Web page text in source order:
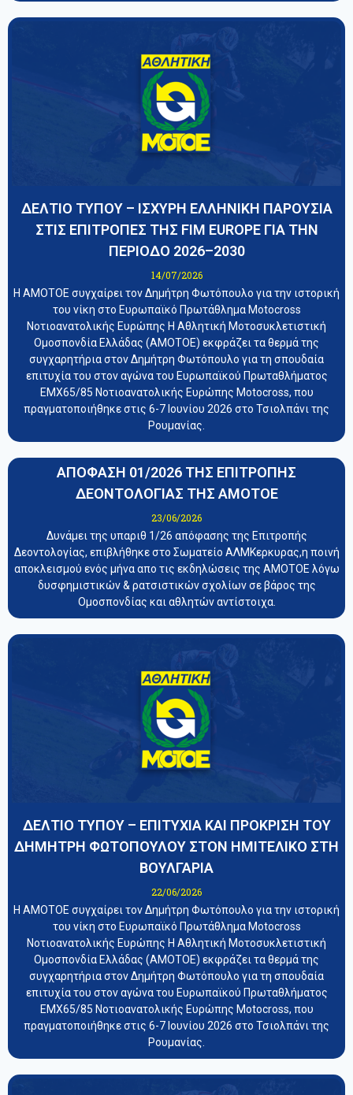
ΔΕΛΤΙΟ ΤΥΠΟΥ – ΙΣΧΥΡΗ ΕΛΛΗΝΙΚΗ ΠΑΡΟΥΣΙΑ
ΣΤΙΣ ΕΠΙΤΡΟΠΕΣ ΤΗΣ FIM EUROPE ΓΙΑ ΤΗΝ
ΠΕΡΙΟΔΟ 2026–2030
14/07/2026
Η ΑΜΟΤΟΕ συγχαίρει τον Δημήτρη Φωτόπουλο για την ιστορική
του νίκη στο Ευρωπαϊκό Πρωτάθλημα Motocross
Νοτιοανατολικής Ευρώπης Η Αθλητική Μοτοσυκλετιστική
Ομοσπονδία Ελλάδας (ΑΜΟΤΟΕ) εκφράζει τα θερμά της
συγχαρητήρια στον Δημήτρη Φωτόπουλο για τη σπουδαία
επιτυχία του στον αγώνα του Ευρωπαϊκού Πρωταθλήματος
EMX65/85 Νοτιοανατολικής Ευρώπης Motocross, που
πραγματοποιήθηκε στις 6-7 Ιουνίου 2026 στο Τσιολπάνι της
Ρουμανίας.
ΑΠΟΦΑΣΗ 01/2026 ΤΗΣ ΕΠΙΤΡΟΠΗΣ
ΔΕΟΝΤΟΛΟΓΙΑΣ ΤΗΣ ΑΜΟΤΟΕ
23/06/2026
Δυνάμει της υπαριθ 1/26 απόφασης της Επιτροπής
Δεοντολογίας, επιβλήθηκε στο Σωματείο ΑΛΜΚερκυρας,η ποινή
αποκλεισμού ενός μήνα απο τις εκδηλώσεις της ΑΜΟΤΟΕ λόγω
δυσφημιστικών & ρατσιστικών σχολίων σε βάρος της
Ομοσπονδίας και αθλητών αντίστοιχα.
ΔΕΛΤΙΟ ΤΥΠΟΥ – ΕΠΙΤΥΧΙΑ ΚΑΙ ΠΡΟΚΡΙΣΗ ΤΟΥ
ΔΗΜΗΤΡΗ ΦΩΤΟΠΟΥΛΟΥ ΣΤΟΝ ΗΜΙΤΕΛΙΚΟ ΣΤΗ
ΒΟΥΛΓΑΡΙΑ
22/06/2026
Η ΑΜΟΤΟΕ συγχαίρει τον Δημήτρη Φωτόπουλο για την ιστορική
του νίκη στο Ευρωπαϊκό Πρωτάθλημα Motocross
Νοτιοανατολικής Ευρώπης Η Αθλητική Μοτοσυκλετιστική
Ομοσπονδία Ελλάδας (ΑΜΟΤΟΕ) εκφράζει τα θερμά της
συγχαρητήρια στον Δημήτρη Φωτόπουλο για τη σπουδαία
επιτυχία του στον αγώνα του Ευρωπαϊκού Πρωταθλήματος
EMX65/85 Νοτιοανατολικής Ευρώπης Motocross, που
πραγματοποιήθηκε στις 6-7 Ιουνίου 2026 στο Τσιολπάνι της
Ρουμανίας.